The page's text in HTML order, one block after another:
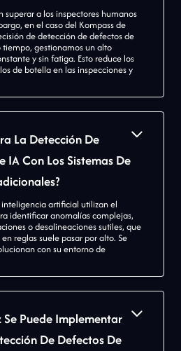
superar a los inspectores humanos
en el caso del Kompass de
de detección de defectos de
tiempo, gestionamos un alto
y sin fatiga. Esto reduce los
de botella en las inspecciones y
La Detección De
IA Con Los Sistemas De
inteligencia artificial utilizan el
identificar anomalías complejas,
o desalineaciones sutiles, que
reglas suele pasar por alto. Se
con su entorno de
Se Puede Implementar
De Defectos De